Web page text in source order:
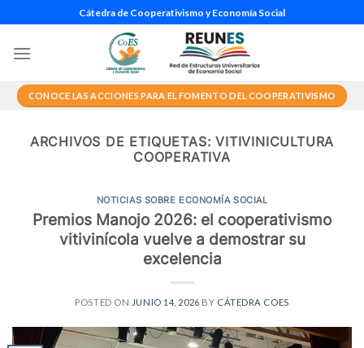
al
contenido
Cátedra de Cooperativismo y Economía Social
CONOCE LAS ACCIONES PARA EL FOMENTO DEL COOPERATIVISMO
ARCHIVOS DE ETIQUETAS:VITIVINICULTURA
COOPERATIVA
NOTICIAS SOBRE ECONOMÍA SOCIAL
Premios Manojo 2026: el cooperativismo
vitivinícola vuelve a demostrar su
excelencia
POSTED ON JUNIO 14, 2026 BY CÁTEDRA COES